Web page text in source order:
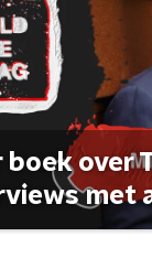
boek over
met